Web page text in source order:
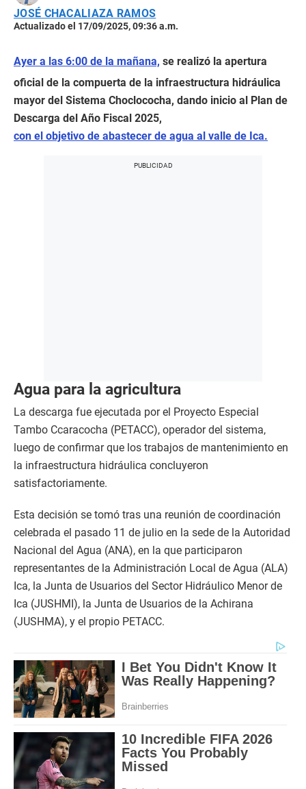
JOSÉ CHACALIAZA RAMOS
Actualizado el 17/09/2025, 09:36 a.m.
Ayer a las 6:00 de la mañana, se realizó la apertura
oficial de la compuerta de la infraestructura hidráulica
mayor del Sistema Choclococha, dando inicio al Plan de
Descarga del Año Fiscal 2025,
con el objetivo de abastecer de agua al valle de Ica.
Agua para la agricultura
La descarga fue ejecutada por el Proyecto Especial
Tambo Ccaracocha (PETACC), operador del sistema,
luego de confirmar que los trabajos de mantenimiento en
la infraestructura hidráulica concluyeron
satisfactoriamente.
Esta decisión se tomó tras una reunión de coordinación
celebrada el pasado 11 de julio en la sede de la Autoridad
Nacional del Agua (ANA), en la que participaron
representantes de la Administración Local de Agua (ALA)
Ica, la Junta de Usuarios del Sector Hidráulico Menor de
Ica (JUSHMI), la Junta de Usuarios de la Achirana
(JUSHMA), y el propio PETACC.